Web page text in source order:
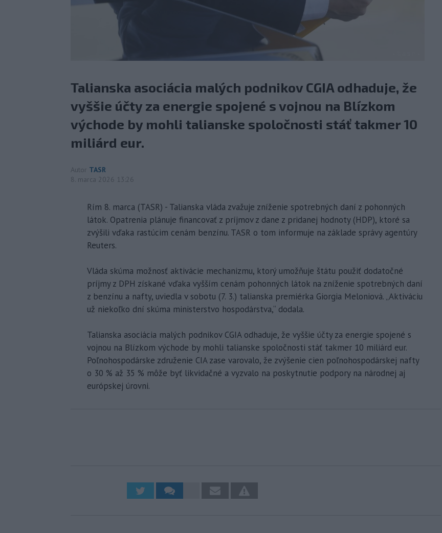
Talianska asociácia malých podnikov CGIA odhaduje, že
vyššie účty za energie spojené s vojnou na Blízkom
východe by mohli talianske spoločnosti stáť takmer 10
miliárd eur.
Autor TASR
8. marca 2026 13:26
Rím 8. marca (TASR) - Talianska vláda zvažuje zníženie spotrebných daní z pohonných
látok. Opatrenia plánuje financovať z príjmov z dane z pridanej hodnoty (HDP), ktoré sa
zvýšili vďaka rastúcim cenám benzínu. TASR o tom informuje na základe správy agentúry
Reuters.
Vláda skúma možnosť aktivácie mechanizmu, ktorý umožňuje štátu použiť dodatočné
príjmy z DPH získané vďaka vyšším cenám pohonných látok na zníženie spotrebných daní
z benzínu a nafty, uviedla v sobotu (7. 3.) talianska premiérka Giorgia Meloniová. „Aktiváciu
už niekoľko dní skúma ministerstvo hospodárstva,“ dodala.
Talianska asociácia malých podnikov CGIA odhaduje, že vyššie účty za energie spojené s
vojnou na Blízkom východe by mohli talianske spoločnosti stáť takmer 10 miliárd eur.
Poľnohospodárske združenie CIA zase varovalo, že zvýšenie cien poľnohospodárskej nafty
o 30 % až 35 % môže byť likvidačné a vyzvalo na poskytnutie podpory na národnej aj
európskej úrovni.